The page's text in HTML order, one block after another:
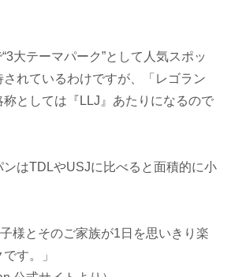
大テーマパーク”として人気スポッ
されているわけですが、「レゴラン
称としては『LLJ』あたりになるので
ンはTDLやUSJに比べると面積的に小
様とそのご家族が1日を思いきり楽
す。」